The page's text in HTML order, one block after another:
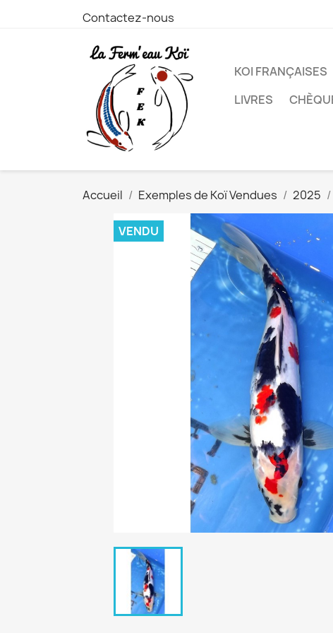
Contactez-nous
KOI FRANÇAISES
LIVRES
Accueil Exemples de Koï Vendues 2025
VENDU